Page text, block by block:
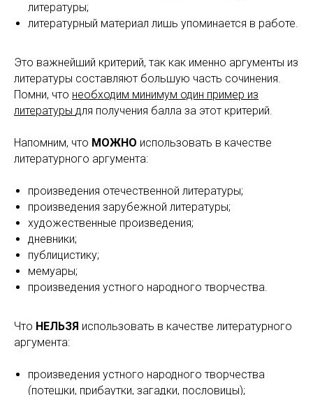
литературы;
литературный материал лишь упоминается в работе.
Это важнейший критерий, так как именно аргументы из
литературы составляют большую часть сочинения.
Помни, что необходим минимум один пример из
литературы для получения балла за этот критерий.
Напомним, что МОЖНО использовать в качестве
литературного аргумента:
произведения отечественной литературы;
произведения зарубежной литературы;
художественные произведения;
дневники;
публицистику;
мемуары;
произведения устного народного творчества.
Что НЕЛЬЗЯ использовать в качестве литературного
аргумента:
произведения устного народного творчества
(потешки, прибаутки, загадки, пословицы);